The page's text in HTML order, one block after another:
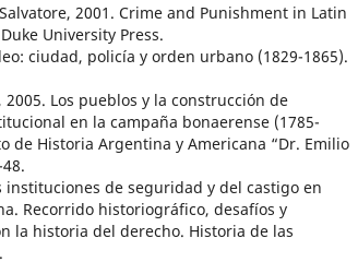
2001. Crime and Punishment in Latin
University Press.
ciudad, policía y orden urbano (1829-1865).
2005. Los pueblos y la construcción de
en la campaña bonaerense (1785-
de Historia Argentina y Americana “Dr. Emilio
instituciones de seguridad y del castigo en
Recorrido historiográfico, desafíos y
la historia del derecho. Historia de las